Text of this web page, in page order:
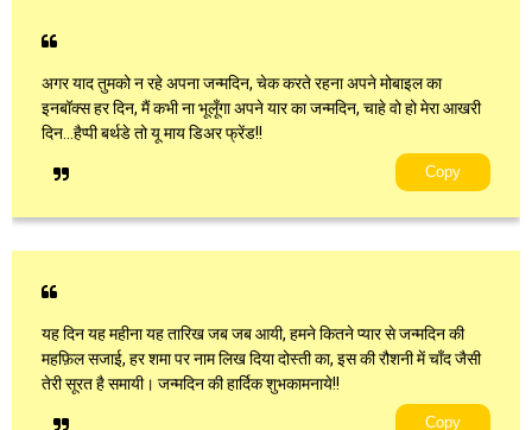
अगर याद तुमको न रहे अपना जन्मदिन, चेक करते रहना अपने मोबाइल का
इनबॉक्स हर दिन, मैं कभी ना भूलूँगा अपने यार का जन्मदिन, चाहे वो हो मेरा आखरी
दिन…हैप्पी बर्थडे तो यू माय डिअर फ्रेंड!!
Copy
यह दिन यह महीना यह तारिख जब जब आयी, हमने कितने प्यार से जन्मदिन की
महफ़िल सजाई, हर शमा पर नाम लिख दिया दोस्ती का, इस की रौशनी में चाँद जैसी
तेरी सूरत है समायी। जन्मदिन की हार्दिक शुभकामनाये!!
Copy